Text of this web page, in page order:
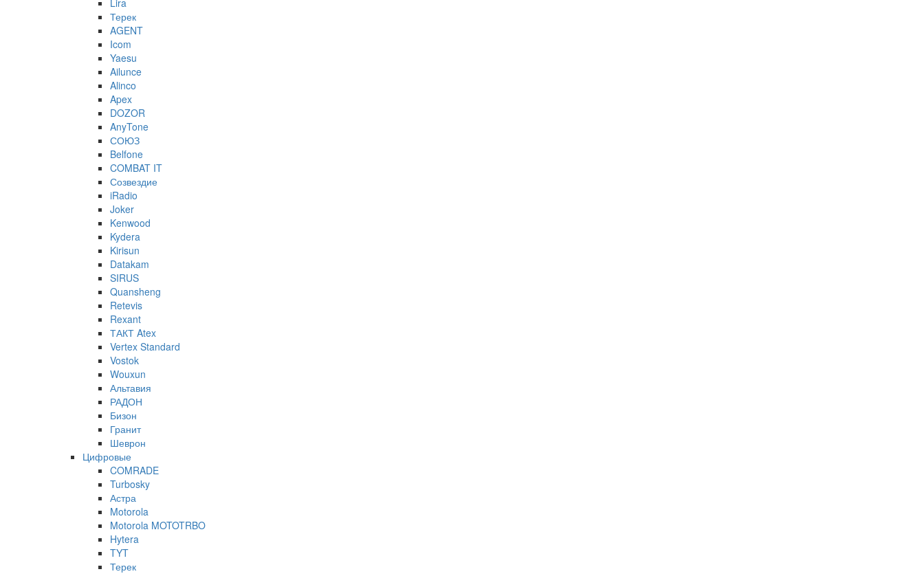
Терек
AGENT
Icom
Yaesu
Ailunce
Alinco
Apex
DOZOR
AnyTone
СОЮЗ
Belfone
COMBAT IT
Созвездие
iRadio
Joker
Kenwood
Kydera
Kirisun
Datakam
SIRUS
Quansheng
Retevis
Rexant
ТАКТ Atex
Vertex Standard
Vostok
Wouxun
Альтавия
РАДОН
Бизон
Гранит
Шеврон
Цифровые
COMRADE
Turbosky
Астра
Motorola
Motorola MOTOTRBO
Hytera
TYT
Терек